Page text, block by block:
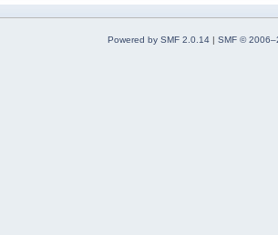
Powered by SMF 2.0.14 | SMF ©